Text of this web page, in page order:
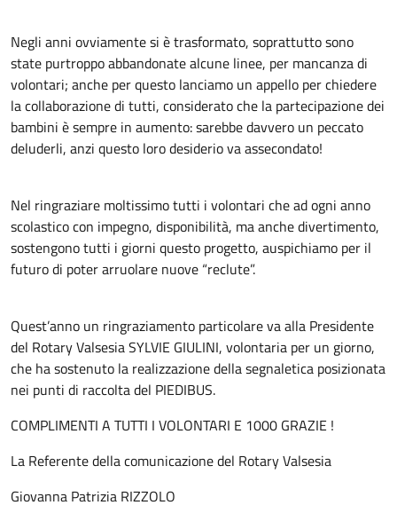
Negli anni ovviamente si è trasformato, soprattutto sono
state purtroppo abbandonate alcune linee, per mancanza di
volontari; anche per questo lanciamo un appello per chiedere
la collaborazione di tutti, considerato che la partecipazione dei
bambini è sempre in aumento: sarebbe davvero un peccato
deluderli, anzi questo loro desiderio va assecondato!
Nel ringraziare moltissimo tutti i volontari che ad ogni anno
scolastico con impegno, disponibilità, ma anche divertimento,
sostengono tutti i giorni questo progetto, auspichiamo per il
futuro di poter arruolare nuove “reclute”.
Quest’anno un ringraziamento particolare va alla Presidente
del Rotary Valsesia SYLVIE GIULINI, volontaria per un giorno,
che ha sostenuto la realizzazione della segnaletica posizionata
nei punti di raccolta del PIEDIBUS.
COMPLIMENTI A TUTTI I VOLONTARI E 1000 GRAZIE !
La Referente della comunicazione del Rotary Valsesia
Giovanna Patrizia RIZZOLO